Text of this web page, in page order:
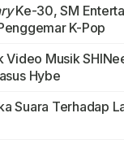
Ke-30, SM
K-Pop
Video Musik
Hybe
Suara Terhadap